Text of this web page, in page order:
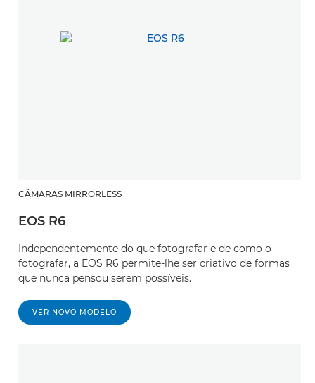
CÂMARAS MIRRORLESS
EOS R6
Independentemente do que fotografar e de como o
fotografar, a EOS R6 permite-lhe ser criativo de formas
que nunca pensou serem possíveis.
VER NOVO MODELO